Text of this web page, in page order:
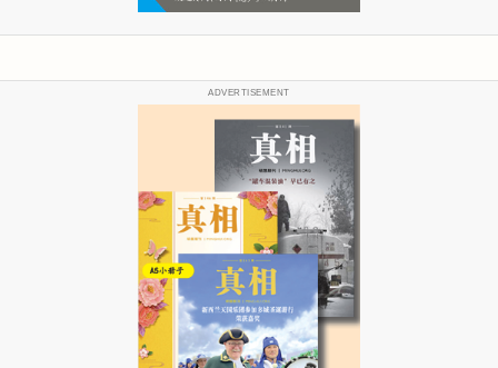
ADVERTISEMENT